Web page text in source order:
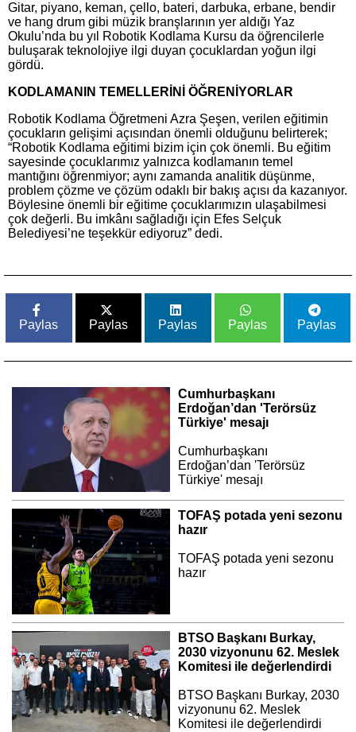
Gitar, piyano, keman, çello, bateri, darbuka, erbane, bendir
ve hang drum gibi müzik branşlarının yer aldığı Yaz
Okulu’nda bu yıl Robotik Kodlama Kursu da öğrencilerle
buluşarak teknolojiye ilgi duyan çocuklardan yoğun ilgi
gördü.
KODLAMANIN TEMELLERİNİ ÖĞRENİYORLAR
Robotik Kodlama Öğretmeni Azra Şeşen, verilen eğitimin
çocukların gelişimi açısından önemli olduğunu belirterek;
“Robotik Kodlama eğitimi bizim için çok önemli. Bu eğitim
sayesinde çocuklarımız yalnızca kodlamanın temel
mantığını öğrenmiyor; aynı zamanda analitik düşünme,
problem çözme ve çözüm odaklı bir bakış açısı da kazanıyor.
Böylesine önemli bir eğitime çocuklarımızın ulaşabilmesi
çok değerli. Bu imkânı sağladığı için Efes Selçuk
Belediyesi’ne teşekkür ediyoruz” dedi.
Paylas Paylas Paylas Paylas Paylas
Cumhurbaşkanı
Erdoğan’dan 'Terörsüz
Türkiye' mesajı
Cumhurbaşkanı
Erdoğan’dan 'Terörsüz
Türkiye' mesajı
TOFAŞ potada yeni sezonu
hazır
TOFAŞ potada yeni sezonu
hazır
BTSO Başkanı Burkay,
2030 vizyonunu 62. Meslek
Komitesi ile değerlendirdi
BTSO Başkanı Burkay, 2030
vizyonunu 62. Meslek
Komitesi ile değerlendirdi